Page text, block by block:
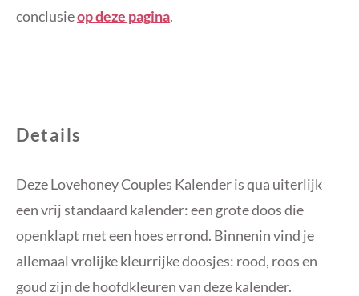
conclusieop deze pagina.
Details
Deze Lovehoney Couples Kalender is qua uiterlijk
een vrij standaard kalender: een grote doos die
openklapt met een hoes errond. Binnenin vind je
allemaal vrolijke kleurrijke doosjes: rood, roos en
goud zijn de hoofdkleuren van deze kalender.